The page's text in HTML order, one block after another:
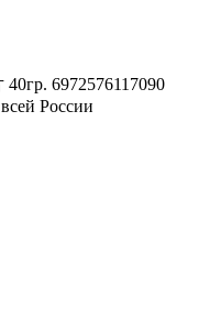
6972576117090
России